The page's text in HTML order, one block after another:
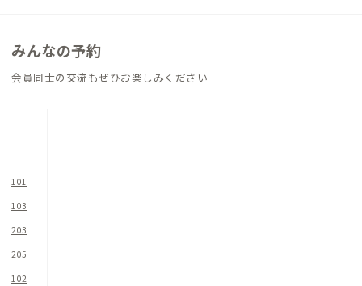
ッチンカウンターにはもともと本棚として使われていた古材を
積極的に使用しています。壁や手すりには本が配置されており、
一度外に出る必要があります。古民家ということもあり、安全上
問題はありませんが、ドアが開閉しにくいなど建具の経年劣化
もございますので、予めご了承ください。
みんなの予約
会員同士の交流もぜひお楽しみください
101
103
203
205
102